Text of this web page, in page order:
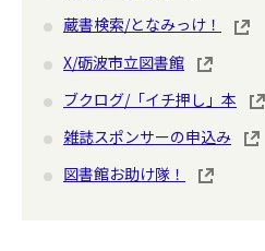
蔵書検索/となみっけ！
X/砺波市立図書館
ブクログ/「イチ押し」本
雑誌スポンサーの申込み
図書館お助け隊！